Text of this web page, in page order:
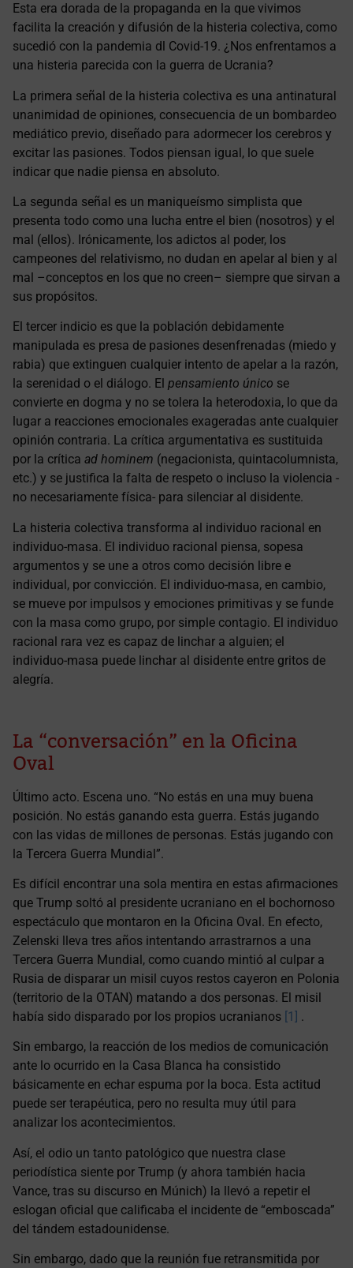
Esta era dorada de la propaganda en la que vivimos
facilita la creación y difusión de la histeria colectiva, como
sucedió con la pandemia dl Covid-19. ¿Nos enfrentamos a
una histeria parecida con la guerra de Ucrania?
La primera señal de la histeria colectiva es una antinatural
unanimidad de opiniones, consecuencia de un bombardeo
mediático previo, diseñado para adormecer los cerebros y
excitar las pasiones. Todos piensan igual, lo que suele
indicar que nadie piensa en absoluto.
La segunda señal es un maniqueísmo simplista que
presenta todo como una lucha entre el bien (nosotros) y el
mal (ellos). Irónicamente, los adictos al poder, los
campeones del relativismo, no dudan en apelar al bien y al
mal –conceptos en los que no creen– siempre que sirvan a
sus propósitos.
El tercer indicio es que la población debidamente
manipulada es presa de pasiones desenfrenadas (miedo y
rabia) que extinguen cualquier intento de apelar a la razón,
la serenidad o el diálogo. El pensamiento único se
convierte en dogma y no se tolera la heterodoxia, lo que da
lugar a reacciones emocionales exageradas ante cualquier
opinión contraria. La crítica argumentativa es sustituida
por la crítica ad hominem (negacionista, quintacolumnista,
etc.) y se justifica la falta de respeto o incluso la violencia -
no necesariamente física- para silenciar al disidente.
La histeria colectiva transforma al individuo racional en
individuo-masa. El individuo racional piensa, sopesa
argumentos y se une a otros como decisión libre e
individual, por convicción. El individuo-masa, en cambio,
se mueve por impulsos y emociones primitivas y se funde
con la masa como grupo, por simple contagio. El individuo
racional rara vez es capaz de linchar a alguien; el
individuo-masa puede linchar al disidente entre gritos de
alegría.
La “conversación” en la Oficina
Oval
Último acto. Escena uno. “No estás en una muy buena
posición. No estás ganando esta guerra. Estás jugando
con las vidas de millones de personas. Estás jugando con
la Tercera Guerra Mundial”.
Es difícil encontrar una sola mentira en estas afirmaciones
que Trump soltó al presidente ucraniano en el bochornoso
espectáculo que montaron en la Oficina Oval. En efecto,
Zelenski lleva tres años intentando arrastrarnos a una
Tercera Guerra Mundial, como cuando mintió al culpar a
Rusia de disparar un misil cuyos restos cayeron en Polonia
(territorio de la OTAN) matando a dos personas. El misil
había sido disparado por los propios ucranianos [1] .
Sin embargo, la reacción de los medios de comunicación
ante lo ocurrido en la Casa Blanca ha consistido
básicamente en echar espuma por la boca. Esta actitud
puede ser terapéutica, pero no resulta muy útil para
analizar los acontecimientos.
Así, el odio un tanto patológico que nuestra clase
periodística siente por Trump (y ahora también hacia
Vance, tras su discurso en Múnich) la llevó a repetir el
eslogan oficial que calificaba el incidente de “emboscada”
del tándem estadounidense.
Sin embargo, dado que la reunión fue retransmitida por